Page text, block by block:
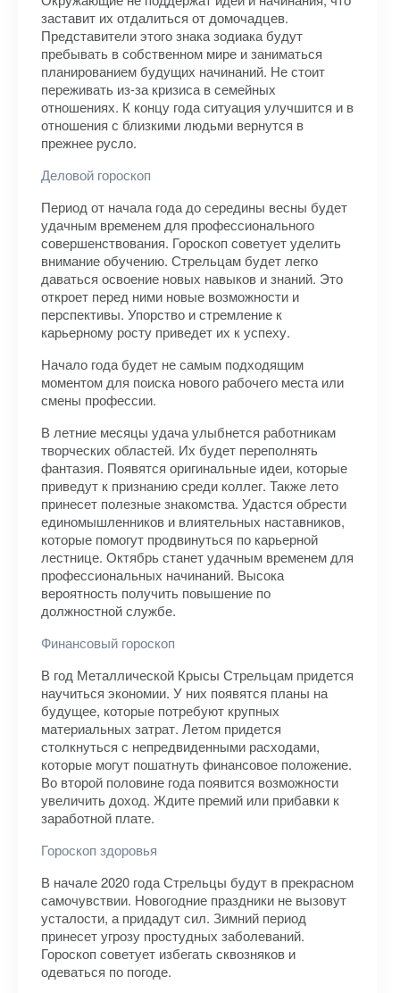
заставит их отдалиться от домочадцев.
Представители этого знака зодиака будут
пребывать в собственном мире и заниматься
планированием будущих начинаний. Не стоит
переживать из-за кризиса в семейных
отношениях. К концу года ситуация улучшится и в
отношения с близкими людьми вернутся в
прежнее русло.
Деловой гороскоп
Период от начала года до середины весны будет
удачным временем для профессионального
совершенствования. Гороскоп советует уделить
внимание обучению. Стрельцам будет легко
даваться освоение новых навыков и знаний. Это
откроет перед ними новые возможности и
перспективы. Упорство и стремление к
карьерному росту приведет их к успеху.
Начало года будет не самым подходящим
моментом для поиска нового рабочего места или
смены профессии.
В летние месяцы удача улыбнется работникам
творческих областей. Их будет переполнять
фантазия. Появятся оригинальные идеи, которые
приведут к признанию среди коллег. Также лето
принесет полезные знакомства. Удастся обрести
единомышленников и влиятельных наставников,
которые помогут продвинуться по карьерной
лестнице. Октябрь станет удачным временем для
профессиональных начинаний. Высока
вероятность получить повышение по
должностной службе.
Финансовый гороскоп
В год Металлической Крысы Стрельцам придется
научиться экономии. У них появятся планы на
будущее, которые потребуют крупных
материальных затрат. Летом придется
столкнуться с непредвиденными расходами,
которые могут пошатнуть финансовое положение.
Во второй половине года появится возможности
увеличить доход. Ждите премий или прибавки к
заработной плате.
Гороскоп здоровья
В начале 2020 года Стрельцы будут в прекрасном
самочувствии. Новогодние праздники не вызовут
усталости, а придадут сил. Зимний период
принесет угрозу простудных заболеваний.
Гороскоп советует избегать сквозняков и
одеваться по погоде.